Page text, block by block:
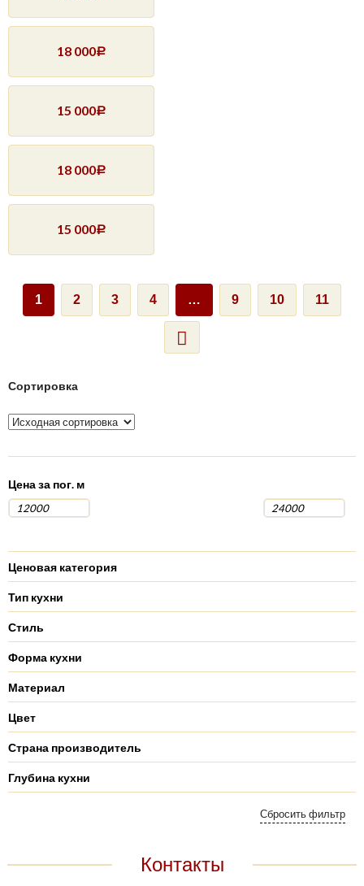
18 000Р
15 000Р
18 000Р
15 000Р
1 2 3 4 … 9 10 11
Сортировка
Цена за пог. м
Ценовая категория
Тип кухни
Стиль
Форма кухни
Материал
Цвет
Страна производитель
Глубина кухни
Контакты